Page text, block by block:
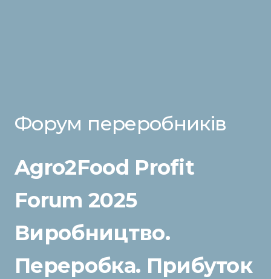
Форум переробників
Agro2Food Profit
Forum 2025
Виробництво.
Переробка. Прибуток